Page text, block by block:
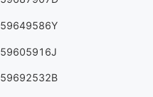
59649586Y
59605916J
59692532B